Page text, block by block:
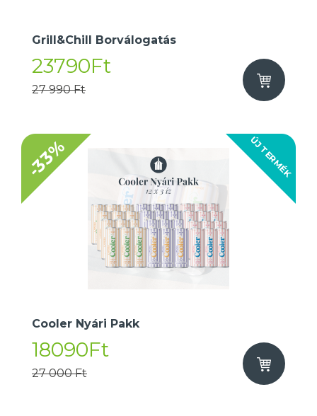
Grill&Chill Borválogatás
23790Ft
27 990 Ft
ÚJ TERMÉK
-33%
Cooler Nyári Pakk
18090Ft
27 000 Ft